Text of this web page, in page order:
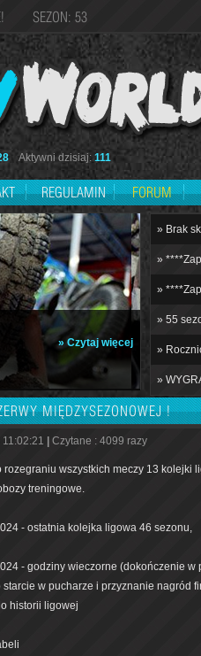
SEZON: 53
Aktywni dzisiaj:111
REGULAMIN FORUM
» Czytaj więcej
» Brak
»
»
» 55
»
»
MIĘDZYSEZONOWEJ !
Czytane : 4099 razy
rozegraniu wszystkich meczy 13
treningowe.
- ostatnia kolejka ligowa 46 sezonu,
- godziny wieczorne (dokończenie w
w pucharze i przyznanie nagród
historii ligowej